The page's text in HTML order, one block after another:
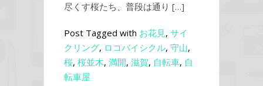
尽くす桜たち、普段は通り […]
Post Tagged with お花見, サイ
クリング, ロコバイシクル, 守山,
桜, 桜並木, 満開, 滋賀, 自転車, 自
転車屋